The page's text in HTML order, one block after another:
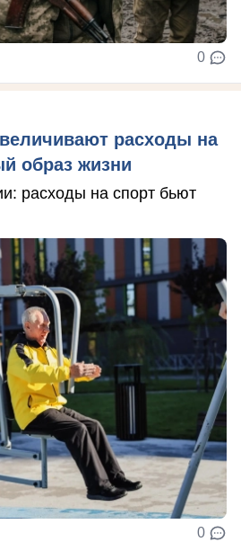
0
расходы на
образ жизни
расходы на спорт бьют
0